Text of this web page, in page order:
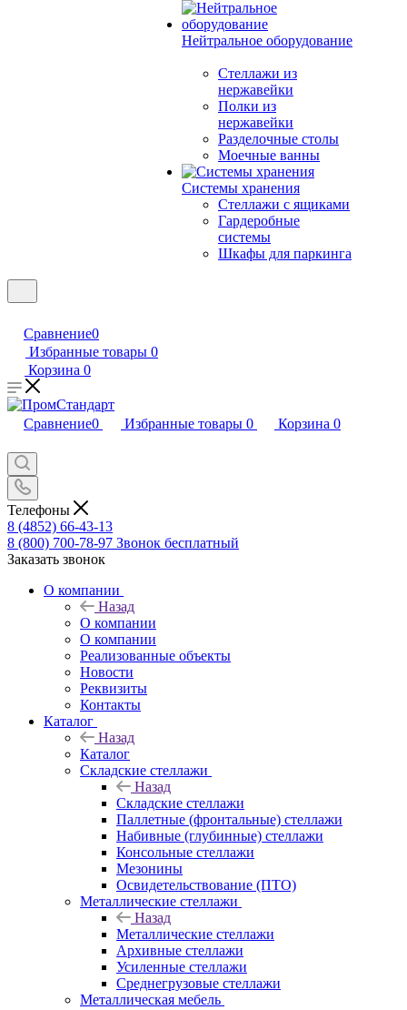
Нейтральное оборудование
Стеллажи из
нержавейки
Полки из
нержавейки
Разделочные столы
Моечные ванны
Системы хранения
Стеллажи с ящиками
Гардеробные
системы
Шкафы для паркинга
Сравнение0
Избранные товары 0
Корзина 0
Сравнение0 Избранные товары 0 Корзина 0
Телефоны
8 (4852) 66-43-13
8 (800) 700-78-97 Звонок бесплатный
Заказать звонок
О компании
Назад
О компании
О компании
Реализованные объекты
Новости
Реквизиты
Контакты
Каталог
Назад
Каталог
Складские стеллажи
Назад
Складские стеллажи
Паллетные (фронтальные) стеллажи
Набивные (глубинные) стеллажи
Консольные стеллажи
Мезонины
Освидетельствование (ПТО)
Металлические стеллажи
Назад
Металлические стеллажи
Архивные стеллажи
Усиленные стеллажи
Среднегрузовые стеллажи
Металлическая мебель